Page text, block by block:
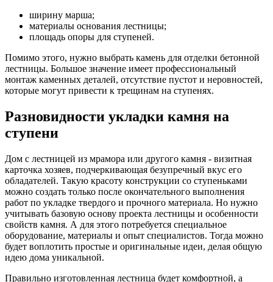
ширину марша;
материалы основания лестницы;
площадь опоры для ступеней.
Помимо этого, нужно выбрать камень для отделки бетонной
лестницы. Большое значение имеет профессиональный
монтаж каменных деталей, отсутствие пустот и неровностей,
которые могут привести к трещинам на ступенях.
Разновидности укладки камня на
ступени
Дом с лестницей из мрамора или другого камня - визитная
карточка хозяев, подчеркивающая безупречный вкус его
обладателей. Такую красоту конструкции со ступеньками
можно создать только после окончательного выполнения
работ по укладке твердого и прочного материала. Но нужно
учитывать базовую основу проекта лестницы и особенности
свойств камня. А для этого потребуется специальное
оборудование, материалы и опыт специалистов. Тогда можно
будет воплотить простые и оригинальные идеи, делая общую
идею дома уникальной.
Правильно изготовленная лестница будет комфортной, а